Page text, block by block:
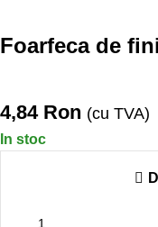
Foarfeca de
4,84 Ron (cu TVA)
In stoc